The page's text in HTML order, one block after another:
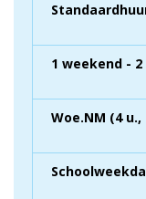
1 weekend -
Woe.NM (4